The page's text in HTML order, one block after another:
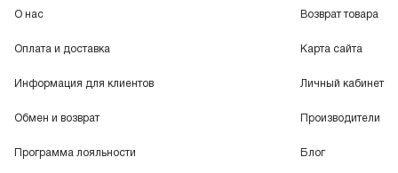
О нас
Оплата и доставка
Информация для клиентов
Обмен и возврат
Программа лояльности
Возврат товара
Карта сайта
Личный кабинет
Производители
Блог